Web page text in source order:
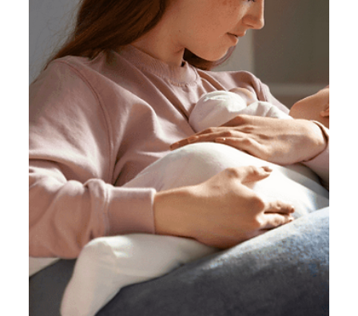
przypadku połknięcia przez dziecko baterii i
innych przedmiotów.